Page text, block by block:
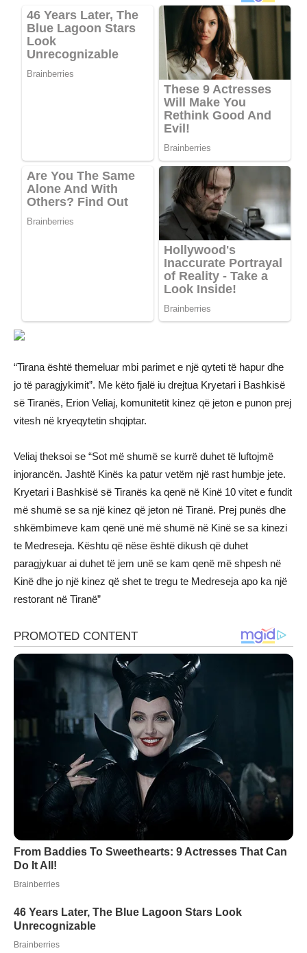
“Tirana është themeluar mbi parimet e një qyteti të hapur dhe
jo të paragjykimit”. Me këto fjalë iu drejtua Kryetari i Bashkisë
së Tiranës, Erion Veliaj, komunitetit kinez që jeton e punon prej
vitesh në kryeqytetin shqiptar.
Veliaj theksoi se “Sot më shumë se kurrë duhet të luftojmë
injorancën. Jashtë Kinës ka patur vetëm një rast humbje jete.
Kryetari i Bashkisë së Tiranës ka qenë në Kinë 10 vitet e fundit
më shumë se sa një kinez që jeton në Tiranë. Prej punës dhe
shkëmbimeve kam qenë unë më shumë në Kinë se sa kinezi
te Medreseja. Kështu që nëse është dikush që duhet
paragjykuar ai duhet të jem unë se kam qenë më shpesh në
Kinë dhe jo një kinez që shet te tregu te Medreseja apo ka një
restorant në Tiranë”